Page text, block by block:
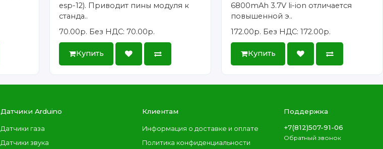
esp-12). Приводит пины модуля к
станда..
70.00р. Без НДС: 70.00р.
Купить
6800mAh 3.7V li-ion отличается
повышенной э..
172.00р. Без НДС: 172.00р.
Купить
Датчики Arduino
Датчики газа
Датчики звука
Клиентам
Информация о доставке и оплате
Политика конфиденциальности
Поддержка
+7(812)507-91-06
Обратный звонок